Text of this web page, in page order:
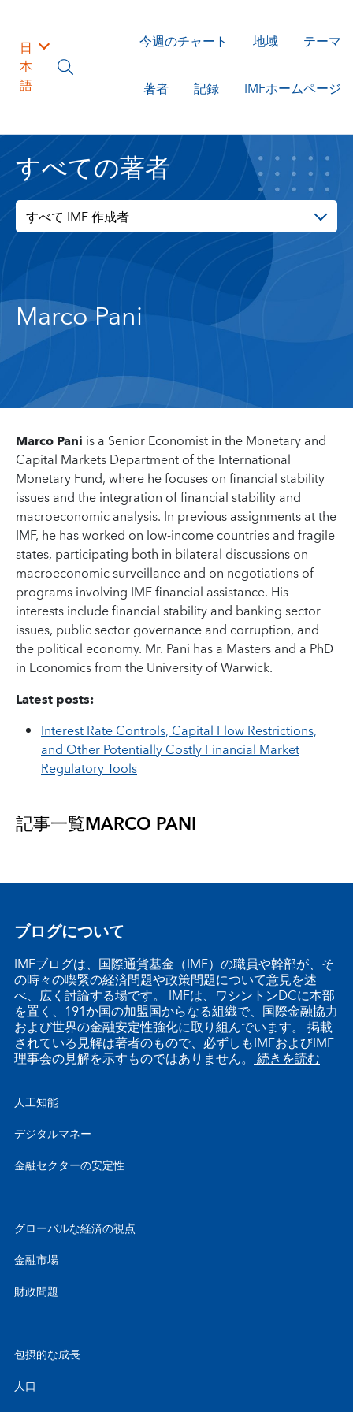
日
本
語
今週のチャート 地域 テーマ
著者 記録 IMFホームページ
すべての著者
すべて IMF 作成者
Marco Pani
Marco Pani is a Senior Economist in the Monetary and
Capital Markets Department of the International
Monetary Fund, where he focuses on financial stability
issues and the integration of financial stability and
macroeconomic analysis. In previous assignments at the
IMF, he has worked on low-income countries and fragile
states, participating both in bilateral discussions on
macroeconomic surveillance and on negotiations of
programs involving IMF financial assistance. His
interests include financial stability and banking sector
issues, public sector governance and corruption, and
the political economy. Mr. Pani has a Masters and a PhD
in Economics from the University of Warwick.
Latest posts:
Interest Rate Controls, Capital Flow Restrictions,
and Other Potentially Costly Financial Market
Regulatory Tools
記事一覧MARCO PANI
ブログについて
IMFブログは、国際通貨基金（IMF）の職員や幹部が、そ
の時々の喫緊の経済問題や政策問題について意見を述
べ、広く討論する場です。 IMFは、ワシントンDCに本部
を置く、191か国の加盟国からなる組織で、国際金融協力
および世界の金融安定性強化に取り組んでいます。 掲載
されている見解は著者のもので、必ずしもIMFおよびIMF
理事会の見解を示すものではありません。 続きを読む
人工知能
デジタルマネー
金融セクターの安定性
グローバルな経済の視点
金融市場
財政問題
包摂的な成長
人口